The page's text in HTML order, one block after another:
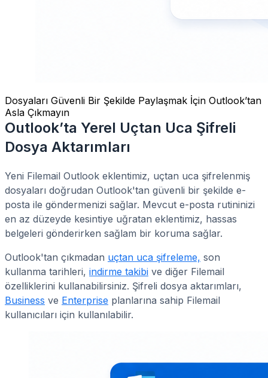
Dosyaları Güvenli Bir Şekilde Paylaşmak İçin Outlook’tan
Asla Çıkmayın
Outlook’ta Yerel Uçtan Uca Şifreli
Dosya Aktarımları
Yeni Filemail Outlook eklentimiz, uçtan uca şifrelenmiş
dosyaları doğrudan Outlook'tan güvenli bir şekilde e-
posta ile göndermenizi sağlar. Mevcut e-posta rutininizi
en az düzeyde kesintiye uğratan eklentimiz, hassas
belgeleri gönderirken sağlam bir koruma sağlar.
Outlook'tan çıkmadan uçtan uca şifreleme, son
kullanma tarihleri, indirme takibi ve diğer Filemail
özelliklerini kullanabilirsiniz. Şifreli dosya aktarımları,
Business ve Enterprise planlarına sahip Filemail
kullanıcıları için kullanılabilir.